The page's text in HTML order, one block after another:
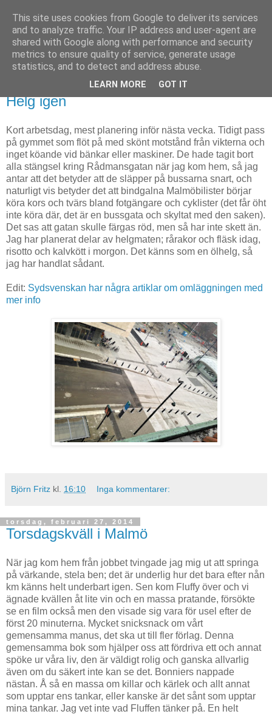
Björn Fritz
vad än som faller mig in
fredag, februari 28, 2014
Helg igen
Kort arbetsdag, mest planering inför nästa vecka. Tidigt pass
på gymmet som flöt på med skönt motstånd från vikterna och
inget köande vid bänkar eller maskiner. De hade tagit bort
alla stängsel kring Rådmansgatan när jag kom hem, så jag
antar att det betyder att de släpper på bussarna snart, och
naturligt vis betyder det att bindgalna Malmöbilister börjar
köra kors och tvärs bland fotgängare och cyklister (det får öht
inte köra där, det är en bussgata och skyltat med den saken).
Det sas att gatan skulle färgas röd, men så har inte skett än.
Jag har planerat delar av helgmaten; rårakor och fläsk idag,
risotto och kalvkött i morgon. Det känns som en ölhelg, så
jag har handlat sådant.
Edit: Sydsvenskan har några artiklar om omläggningen med
mer info
Björn Fritz kl. 16:10 Inga kommentarer:
torsdag, februari 27, 2014
Torsdagskväll i Malmö
När jag kom hem från jobbet tvingade jag mig ut att springa
på värkande, stela ben; det är underlig hur det bara efter nån
km känns helt underbart igen. Sen kom Fluffy över och vi
ägnade kvällen åt lite vin och en massa pratande, försökte
se en film också men den visade sig vara för usel efter de
först 20 minuterna. Mycket snicksnack om vårt
gemensamma manus, det ska ut till fler förlag. Denna
gemensamma bok som hjälper oss att fördriva ett och annat
spöke ur våra liv, den är väldigt rolig och ganska allvarlig
även om du säkert inte kan se det. Bonniers nappade
nästan. Å så en massa om killar och kärlek och allt annat
som upptar ens tankar, eller kanske är det sånt som upptar
mina tankar. Jag vet inte vad Fluffen tänker på. En helt
This site uses cookies from Google to deliver its services
and to analyze traffic. Your IP address and user-agent are
shared with Google along with performance and security
metrics to ensure quality of service, generate usage
statistics, and to detect and address abuse.
LEARN MORE GOT IT